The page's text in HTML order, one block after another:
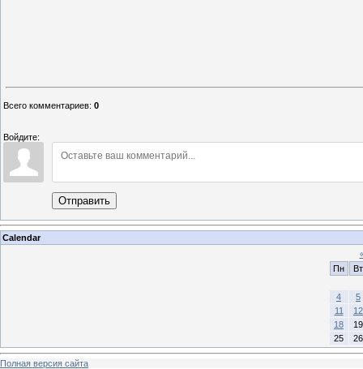
Всего комментариев: 0
Войдите:
Отправить
Calendar
Пн
Вт
4
5
11
12
18
19
25
26
Полная версия сайта